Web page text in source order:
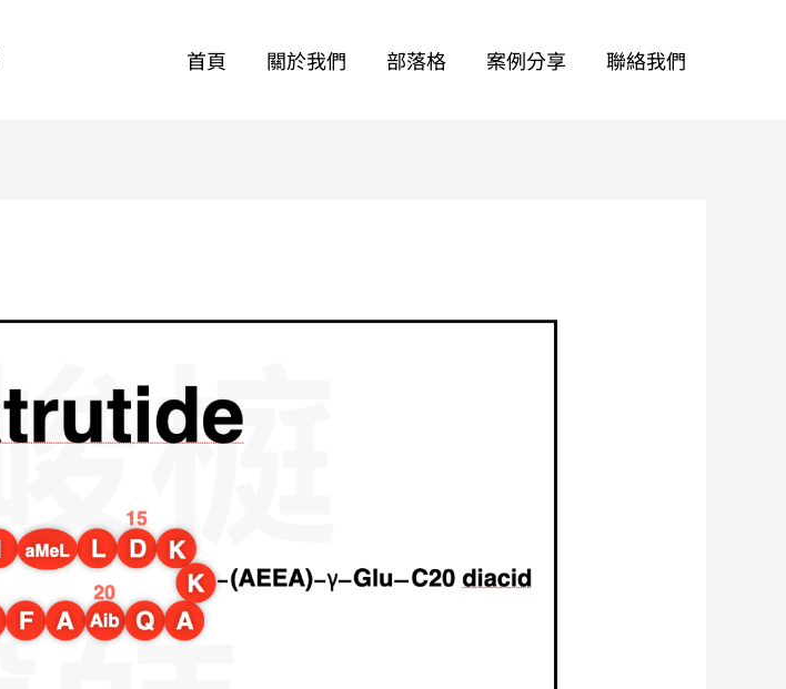
首頁 關於我們 部落格 案例分享 聯絡我們